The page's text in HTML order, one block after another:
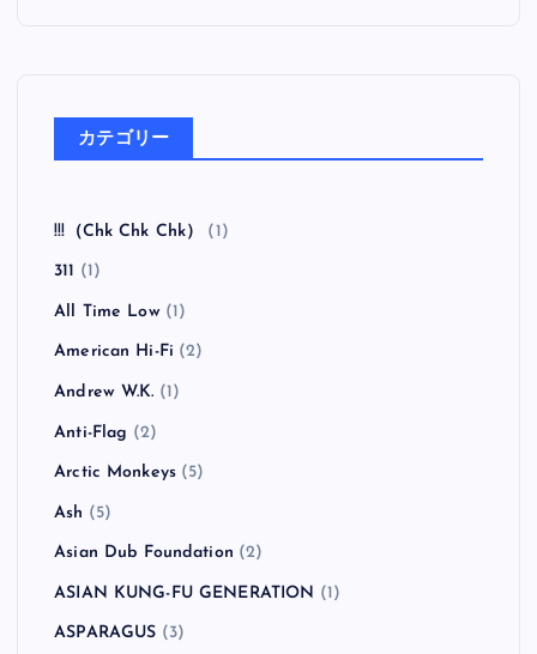
カテゴリー
!!!（Chk Chk Chk） (1)
311 (1)
All Time Low(1)
American Hi-Fi (2)
Andrew W.K. (1)
Anti-Flag (2)
Arctic Monkeys (5)
Ash (5)
Asian Dub Foundation (2)
ASIAN KUNG-FU GENERATION (1)
ASPARAGUS (3)